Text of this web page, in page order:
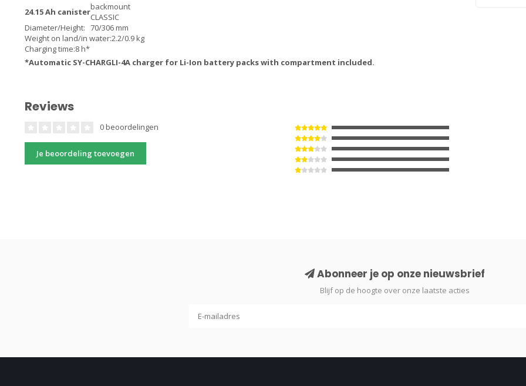
24.15 Ah canisterbackmount
CLASSIC
Diameter/Height: 70/306 mm
Weight on land/in water:2.2/0.9 kg
Charging time:8 h*
*Automatic SY-CHARGLI-4A charger for Li-Ion battery packs with compartment included.
Reviews
0 beoordelingen
Je beoordeling toevoegen
Abonneer je op onze nieuwsbrief
Blijf op de hoogte over onze laatste acties